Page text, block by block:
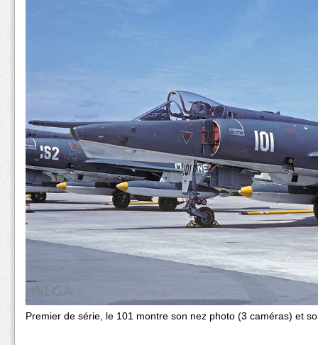
Premier de série, le 101 montre son nez photo (3 caméras) et